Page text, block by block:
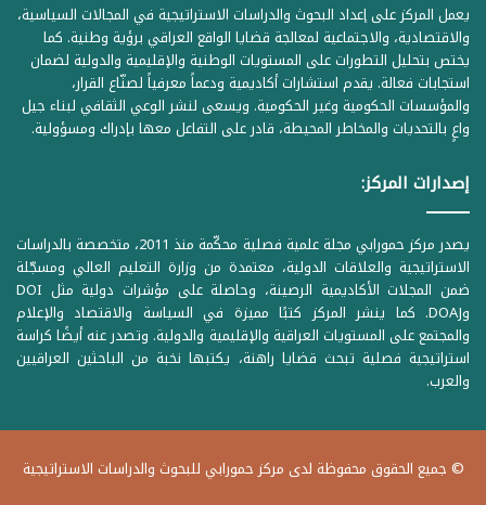
يعمل المركز على إعداد البحوث والدراسات الاستراتيجية في المجالات السياسية،
والاقتصادية، والاجتماعية لمعالجة قضايا الواقع العراقي برؤية وطنية. كما
يختص بتحليل التطورات على المستويات الوطنية والإقليمية والدولية لضمان
استجابات فعالة. يقدم استشارات أكاديمية ودعماً معرفياً لصنّاع القرار،
والمؤسسات الحكومية وغير الحكومية. ويسعى لنشر الوعي الثقافي لبناء جيل
واعٍ بالتحديات والمخاطر المحيطة، قادر على التفاعل معها بإدراك ومسؤولية.
إصدارات المركز:
يصدر مركز حمورابي مجلة علمية فصلية محكّمة منذ 2011، متخصصة بالدراسات
الاستراتيجية والعلاقات الدولية، معتمدة من وزارة التعليم العالي ومسجّلة
ضمن المجلات الأكاديمية الرصينة، وحاصلة على مؤشرات دولية مثل DOI
وDOAJ. كما ينشر المركز كتبًا مميزة في السياسة والاقتصاد والإعلام
والمجتمع على المستويات العراقية والإقليمية والدولية. وتصدر عنه أيضًا كراسة
استراتيجية فصلية تبحث قضايا راهنة، يكتبها نخبة من الباحثين العراقيين
والعرب.
© جميع الحقوق محفوظة لدى مركز حمورابي للبحوث والدراسات الاستراتيجية